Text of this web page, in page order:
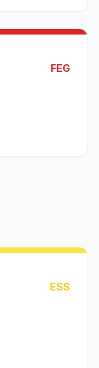
FEG
ESS